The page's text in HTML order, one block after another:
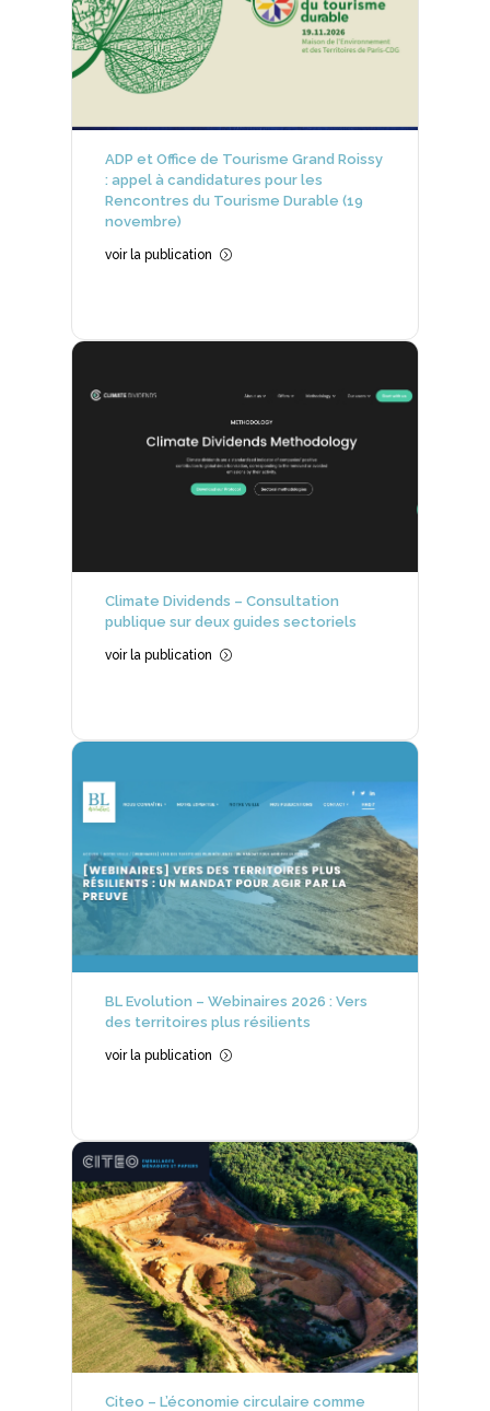
ADP et Office de Tourisme Grand Roissy
: appel à candidatures pour les
Rencontres du Tourisme Durable (19
novembre)
voir la publication =
Climate Dividends – Consultation
publique sur deux guides sectoriels
voir la publication =
BL Evolution – Webinaires 2026 : Vers
des territoires plus résilients
voir la publication =
Citeo – L’économie circulaire comme